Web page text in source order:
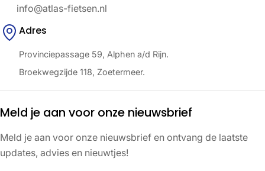
info@atlas-fietsen.nl
Adres
Provinciepassage 59, Alphen a/d Rijn.
Broekwegzijde 118, Zoetermeer.
Meld je aan voor onze nieuwsbrief
Meld je aan voor onze nieuwsbrief en ontvang de laatste
updates, advies en nieuwtjes!